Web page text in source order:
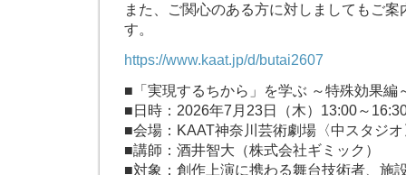
また、ご関心のある方に対しましてもご
す。
https://www.kaat.jp/d/butai2607
■「実現するちから」を学ぶ ～特殊効果編
■日時：2026年7月23日（木）13:00～
■会場：KAAT神奈川芸術劇場〈中スタジオ
■講師：酒井智大（株式会社ギミック）
■対象：創作上演に携わる舞台技術者、施